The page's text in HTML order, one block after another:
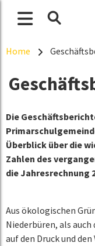
Home
Die
Überblick über die
Zahlen des
die Jahresrechnung
Aus ökologischen
Niederbüren, als
auf den Druck und